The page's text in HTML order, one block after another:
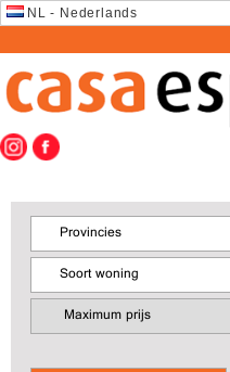
NL - Nederlands
Provincies
Soort woning